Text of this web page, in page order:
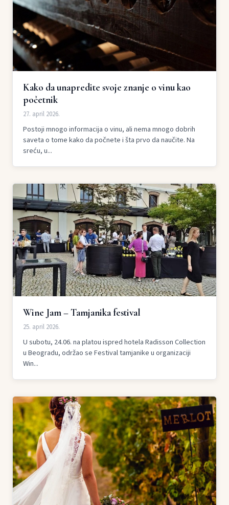
Kako da unapredite svoje znanje o vinu kao
početnik
27. april 2026.
Postoji mnogo informacija o vinu, ali nema mnogo dobrih
saveta o tome kako da počnete i šta prvo da naučite. Na
sreću, u...
Wine Jam – Tamjanika festival
25. april 2026.
U subotu, 24.06. na platou ispred hotela Radisson Collection
u Beogradu, održao se Festival tamjanike u organizaciji
Win...